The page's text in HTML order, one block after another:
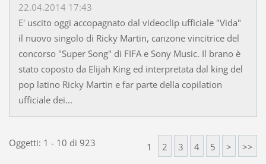
22.04.2014 17:43
E' uscito oggi accopagnato dal videoclip ufficiale "Vida"
il nuovo singolo di Ricky Martin, canzone vincitrice del
concorso "Super Song" di FIFA e Sony Music. Il brano è
stato coposto da Elijah King ed interpretata dal king del
pop latino Ricky Martin e far parte della copilation
ufficiale dei...
Oggetti: 1 - 10 di 923 1 2 3 4 5 > >>